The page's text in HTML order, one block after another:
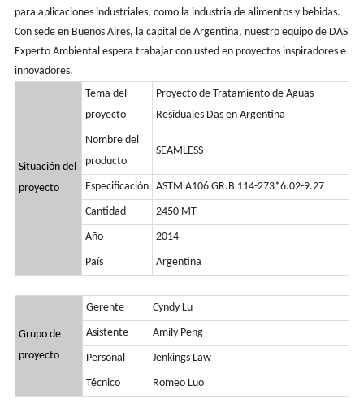
para aplicaciones industriales, como la industria de alimentos y bebidas.
Con sede en Buenos Aires, la capital de Argentina, nuestro equipo de DAS
Experto Ambiental espera trabajar con usted en proyectos inspiradores e
innovadores.
Situación del
proyecto
Tema del
proyecto
Proyecto de Tratamiento de Aguas
Residuales Das en Argentina
Nombre del
producto
SEAMLESS
Especificación ASTM A106 GR.B 114-273*6.02-9.27
Cantidad 2450 MT
Año 2014
País Argentina
Grupo de
proyecto
Gerente Cyndy Lu
Asistente Amily Peng
Personal Jenkings Law
Técnico Romeo Luo